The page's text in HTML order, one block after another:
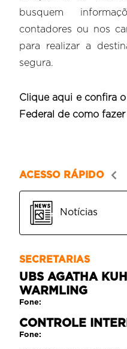
busquem
contadores ou nos
para realizar a
segura.
Clique aqui e confira
Federal de como
ACESSO RÁPIDO
Notícias
SECRETARIAS
UBS AGATHA
WARMLING
Fone:
CONTROLE
Fone: